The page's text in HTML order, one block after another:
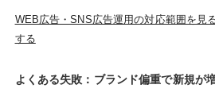
WEB広告・SNS広告運用の対応範囲を見
する
よくある失敗：ブランド偏重で新規が